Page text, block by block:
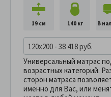
19 см 140 кг В
120x200 - 38 418 руб.
Универсальный матрас
возрастных категорий.
сторон матраса
именно для Вас, или